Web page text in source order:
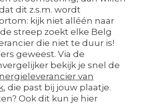
dit z.s.m. wordt
kijk niet alléén naar
streep zoekt elke Belg
die niet te duur is!
geweest. Via de
bekijk je snel de
van
, die past bij jouw plaatje.
Ook dit kun je hier